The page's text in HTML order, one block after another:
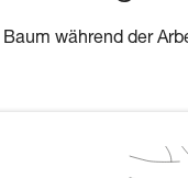
während der